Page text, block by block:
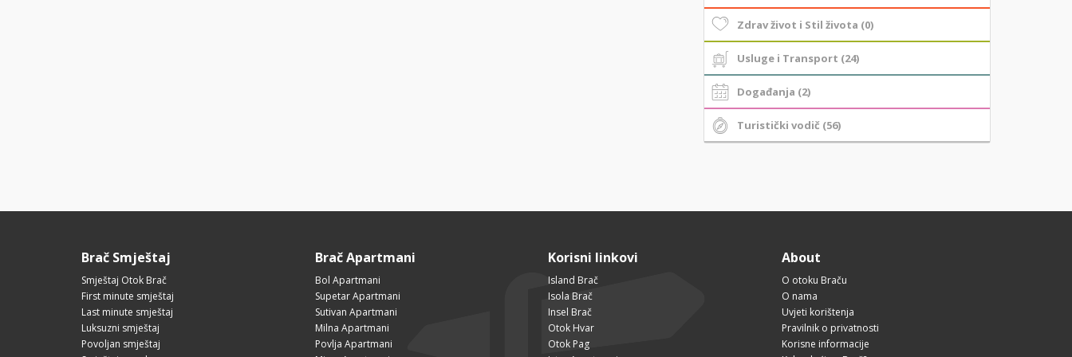
Zdrav život i Stil života (0)
Usluge i Transport (24)
Događanja (2)
Turistički vodič (56)
Brač Smještaj
Smještaj Otok Brač
First minute smještaj
Last minute smještaj
Luksuzni smještaj
Povoljan smještaj
Brač Apartmani
Bol Apartmani
Supetar Apartmani
Sutivan Apartmani
Milna Apartmani
Povlja Apartmani
Korisni linkovi
Island Brač
Isola Brač
Insel Brač
Otok Hvar
Otok Pag
About
O otoku Braču
O nama
Uvjeti korištenja
Pravilnik o privatnosti
Korisne informacije